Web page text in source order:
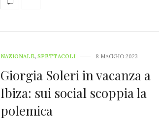
NAZIONALE, SPETTACOLI 8 MAGGIO 2023
Giorgia Soleri in vacanza a
Ibiza: sui social scoppia la
polemica